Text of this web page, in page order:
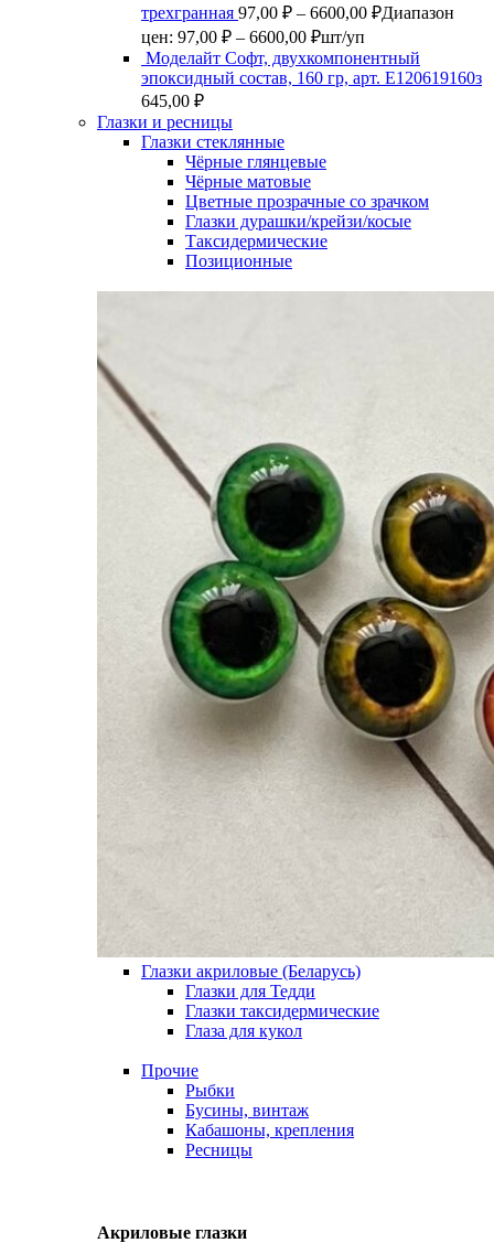
трехгранная 97,00 ₽ – 6600,00 ₽Диапазон
цен: 97,00 ₽ – 6600,00 ₽шт/уп
Моделайт Софт, двухкомпонентный
эпоксидный состав, 160 гр, арт. Е120619160з
645,00 ₽
Глазки и ресницы
Глазки стеклянные
Чёрные глянцевые
Чёрные матовые
Цветные прозрачные со зрачком
Глазки дурашки/крейзи/косые
Таксидермические
Позиционные
Глазки акриловые (Беларусь)
Глазки для Тедди
Глазки таксидермические
Глаза для кукол
Прочие
Рыбки
Бусины, винтаж
Кабашоны, крепления
Ресницы
Акриловые глазки